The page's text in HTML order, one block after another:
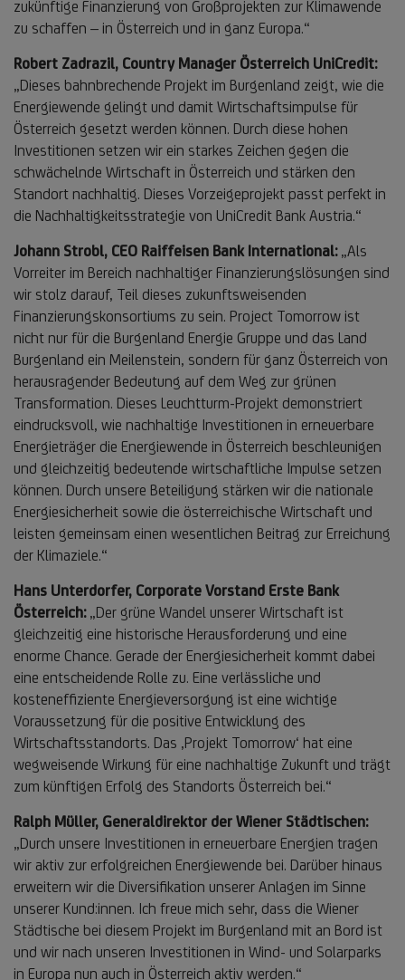
zukünftige Finanzierung von Großprojekten zur Klimawende
zu schaffen – in Österreich und in ganz Europa.“
Robert Zadrazil, Country Manager Österreich UniCredit:
„Dieses bahnbrechende Projekt im Burgenland zeigt, wie die
Energiewende gelingt und damit Wirtschaftsimpulse für
Österreich gesetzt werden können. Durch diese hohen
Investitionen setzen wir ein starkes Zeichen gegen die
schwächelnde Wirtschaft in Österreich und stärken den
Standort nachhaltig. Dieses Vorzeigeprojekt passt perfekt in
die Nachhaltigkeitsstrategie von UniCredit Bank Austria.“
Johann Strobl, CEO Raiffeisen Bank International:„Als
Vorreiter im Bereich nachhaltiger Finanzierungslösungen sind
wir stolz darauf, Teil dieses zukunftsweisenden
Finanzierungskonsortiums zu sein. Project Tomorrow ist
nicht nur für die Burgenland Energie Gruppe und das Land
Burgenland ein Meilenstein, sondern für ganz Österreich von
herausragender Bedeutung auf dem Weg zur grünen
Transformation. Dieses Leuchtturm-Projekt demonstriert
eindrucksvoll, wie nachhaltige Investitionen in erneuerbare
Energieträger die Energiewende in Österreich beschleunigen
und gleichzeitig bedeutende wirtschaftliche Impulse setzen
können. Durch unsere Beteiligung stärken wir die nationale
Energiesicherheit sowie die österreichische Wirtschaft und
leisten gemeinsam einen wesentlichen Beitrag zur Erreichung
der Klimaziele.“
Hans Unterdorfer, Corporate Vorstand Erste Bank
Österreich:„Der grüne Wandel unserer Wirtschaft ist
gleichzeitig eine historische Herausforderung und eine
enorme Chance. Gerade der Energiesicherheit kommt dabei
eine entscheidende Rolle zu. Eine verlässliche und
kosteneffiziente Energieversorgung ist eine wichtige
Voraussetzung für die positive Entwicklung des
Wirtschaftsstandorts. Das ‚Projekt Tomorrow‘ hat eine
wegweisende Wirkung für eine nachhaltige Zukunft und trägt
zum künftigen Erfolg des Standorts Österreich bei.“
Ralph Müller, Generaldirektor der Wiener Städtischen:
„Durch unsere Investitionen in erneuerbare Energien tragen
wir aktiv zur erfolgreichen Energiewende bei. Darüber hinaus
erweitern wir die Diversifikation unserer Anlagen im Sinne
unserer Kund:innen. Ich freue mich sehr, dass die Wiener
Städtische bei diesem Projekt im Burgenland mit an Bord ist
und wir nach unseren Investitionen in Wind- und Solarparks
in Europa nun auch in Österreich aktiv werden.“